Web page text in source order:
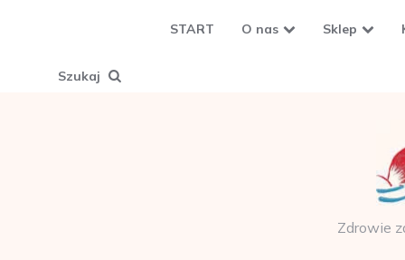
START O nas Sklep
Szukaj
Zdrowie